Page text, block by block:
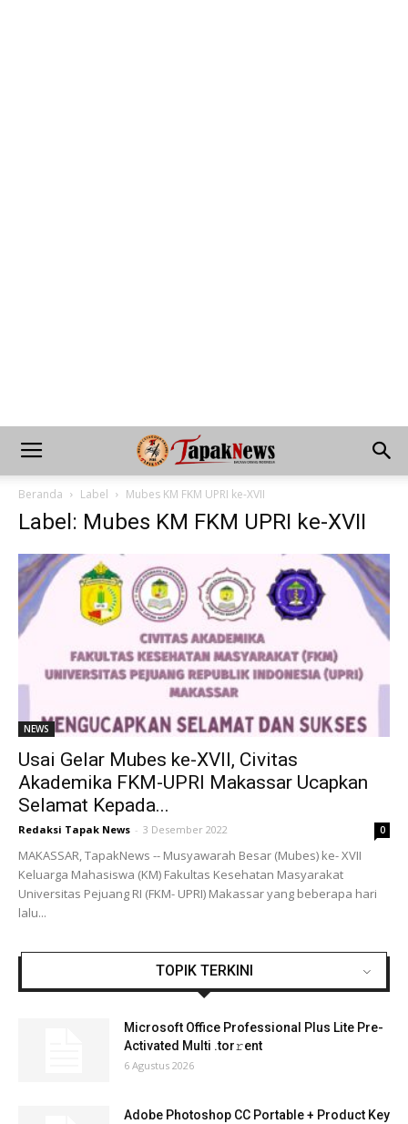
Beranda Label Mubes KM FKM UPRI ke-XVII
Label: Mubes KM FKM UPRI ke-XVII
NEWS
Usai Gelar Mubes ke-XVII, Civitas
Akademika FKM-UPRI Makassar Ucapkan
Selamat Kepada...
Redaksi Tapak News - 3 Desember 2022 0
MAKASSAR, TapakNews -- Musyawarah Besar (Mubes) ke- XVII
Keluarga Mahasiswa (KM) Fakultas Kesehatan Masyarakat
Universitas Pejuang RI (FKM- UPRI) Makassar yang beberapa hari
lalu...
TOPIK TERKINI
Microsoft Office Professional Plus Lite Pre-
Activated Multi .tоr𝚛еnt
6 Agustus 2026
Adobe Photoshop CC Portable + Product Key